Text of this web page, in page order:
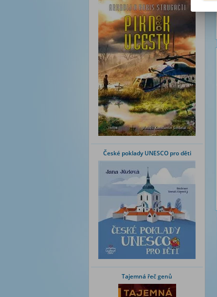
České poklady UNESCO pro děti
Tajemná řeč genů